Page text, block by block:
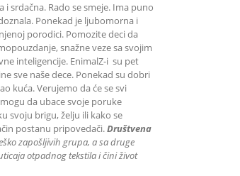
i srdačna. Rado se smeje. Ima puno
Ponekad je ljubomorna i
porodici. Pomozite deci da
snažne veze sa svojim
inteligencije. EnimalZ-i su pet
sve naše dece. Ponekad su dobri
kuća. Verujemo da će se svi
da ubace svoje poruke
svoju brigu, želju ili kako se
postanu pripovedači.Društvena
zapošljivih grupa, a sa druge
otpadnog tekstila i čini život